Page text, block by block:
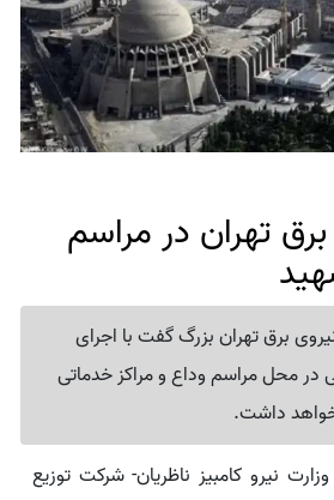
تهران در مراسم
برق تهران بزرگ گفت با اجرای
در محل مراسم وداع و مراکز خدماتی
داشت.
وزارت نیرو کامبیز ناظریان- شرکت توزیع